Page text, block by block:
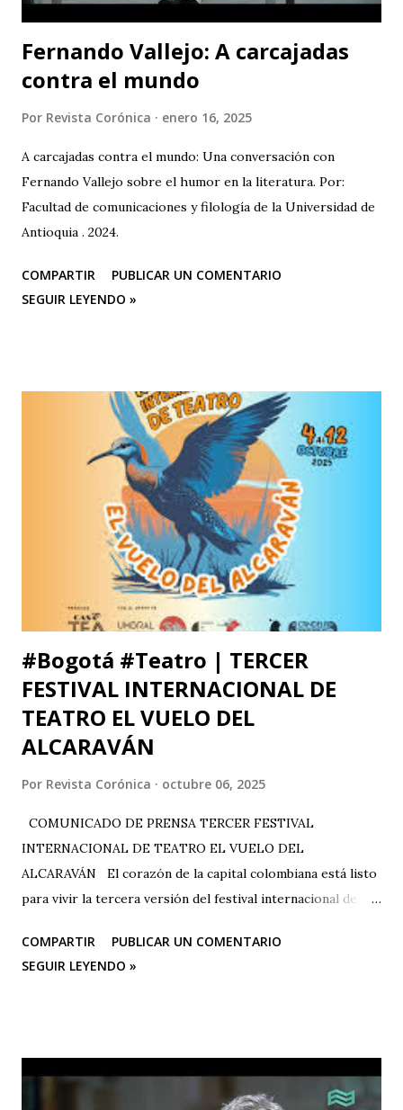
Fernando Vallejo: A carcajadas
contra el mundo
Por Revista Corónica enero 16, 2025
A carcajadas contra el mundo: Una conversación con
Fernando Vallejo sobre el humor en la literatura. Por:
Facultad de comunicaciones y filología de la Universidad de
Antioquia . 2024.
COMPARTIR
PUBLICAR UN COMENTARIO
SEGUIR LEYENDO »
#Bogotá #Teatro | TERCER
FESTIVAL INTERNACIONAL DE
TEATRO EL VUELO DEL
ALCARAVÁN
Por Revista Corónica octubre 06, 2025
COMUNICADO DE PRENSA TERCER FESTIVAL
INTERNACIONAL DE TEATRO EL VUELO DEL
ALCARAVÁN El corazón de la capital colombiana está listo
para vivir la tercera versión del festival internacional de
de octubre del 2025 en el Corredor Cultural Del Centro
Comercial Los Ángeles, dónde actualmente se han
Galponcito De Umbral- Correo De Voz Teatro , Candela
Teatro y CASA TEA -Teatro Estudio Alcaraván- este último,
COMPARTIR
PUBLICAR UN COMENTARIO
SEGUIR LEYENDO »